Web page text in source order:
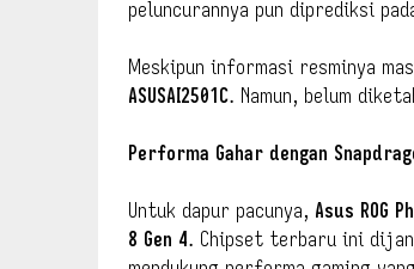
peluncurannya pun diprediksi
Meskipun informasi resminya
ASUSAI2501C. Namun, belum
Performa Gahar dengan
Untuk dapur pacunya, Asus ROG
8 Gen 4. Chipset terbaru ini